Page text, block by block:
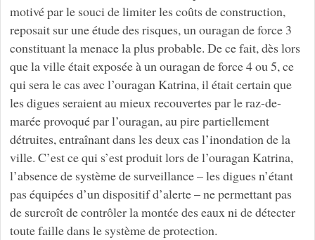
motivé par le souci de limiter les coûts de construction,
reposait sur une étude des risques, un ouragan de force 3
constituant la menace la plus probable. De ce fait, dès lors
que la ville était exposée à un ouragan de force 4 ou 5, ce
qui sera le cas avec l’ouragan Katrina, il était certain que
les digues seraient au mieux recouvertes par le raz-de-
marée provoqué par l’ouragan, au pire partiellement
détruites, entraînant dans les deux cas l’inondation de la
ville. C’est ce qui s’est produit lors de l’ouragan Katrina,
l’absence de système de surveillance – les digues n’étant
pas équipées d’un dispositif d’alerte – ne permettant pas
de surcroît de contrôler la montée des eaux ni de détecter
toute faille dans le système de protection.